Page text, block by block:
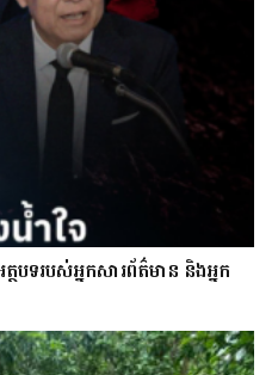
បទរបស់អ្នកសារព័ត៌មាន និងអ្នក